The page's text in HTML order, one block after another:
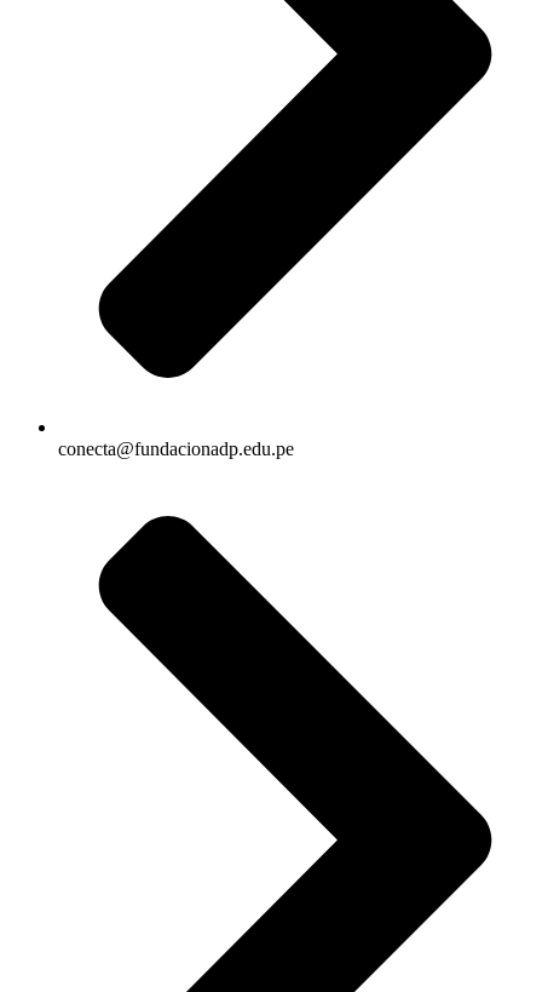
conecta@fundacionadp.edu.pe